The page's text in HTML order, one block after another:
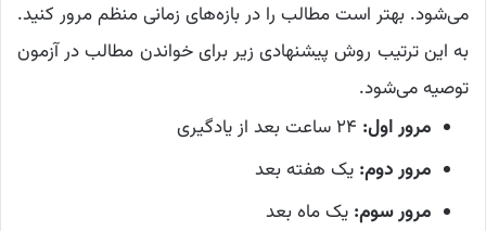
می‌شود. بهتر است مطالب را در بازه‌های زمانی منظم مرور کنید.
به این ترتيب روش پیشنهادی زیر برای خواندن مطالب در آزمون
توصیه می‌شود.
مرور اول:
مرور دوم: یک هفته بعد
مرور سوم: یک ماه بعد